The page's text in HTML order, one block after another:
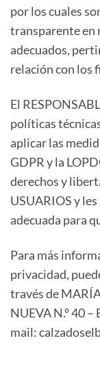
por los cuales
transparente en
adecuados,
relación con los
El
políticas
aplicar las
GDPR y la
derechos y
USUARIOS y
adecuada para
Para más
privacidad,
través de
NUEVA N.º 40
mail: